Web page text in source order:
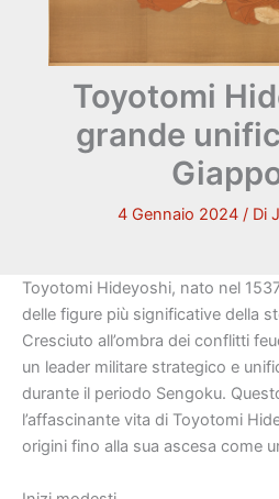
Toyotomi
grande
4 Gennaio 2024 / Di
Toyotomi Hideyoshi, nato nel
delle figure più significative della
Cresciuto all’ombra dei conflitti
un leader militare strategico e
durante il periodo Sengoku.
l’affascinante vita di Toyotomi
origini fino alla sua ascesa come